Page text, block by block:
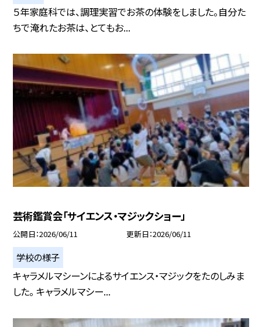
５年家庭科では、調理実習でお茶の体験をしました。自分た
ちで淹れたお茶は、とてもお...
芸術鑑賞会「サイエンス・マジックショー」
公開日 2026/06/11 更新日 2026/06/11
学校の様子
キャラメルマシーンによるサイエンス・マジックをたのしみま
した。 キャラメルマシー...